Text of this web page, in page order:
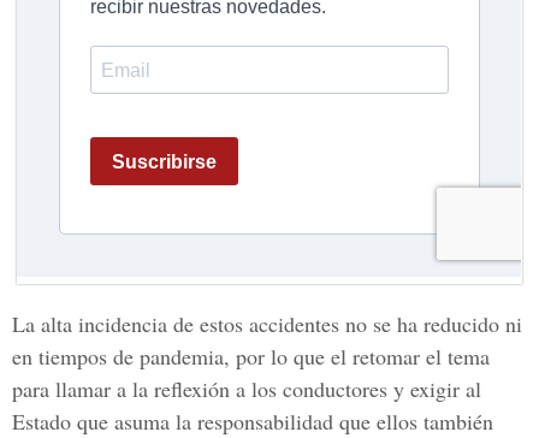
La alta incidencia de estos accidentes no se ha reducido ni
en tiempos de pandemia, por lo que el retomar el tema
para llamar a la reflexión a los conductores y exigir al
Estado que asuma la responsabilidad que ellos también